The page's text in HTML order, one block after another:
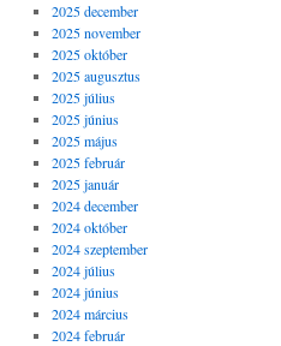
2025 december
2025 november
2025 október
2025 augusztus
2025 július
2025 június
2025 május
2025 február
2025 január
2024 december
2024 október
2024 szeptember
2024 július
2024 június
2024 március
2024 február